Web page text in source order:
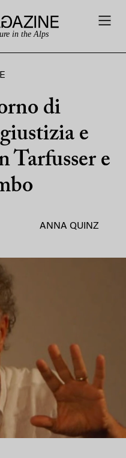
in the Alps
di
e
Tarfusser e
ANNA QUINZ